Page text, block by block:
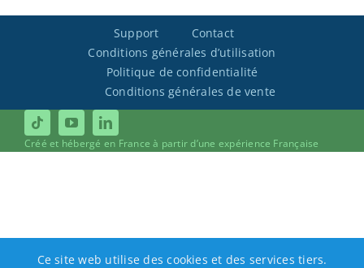
Support
Contact
Conditions générales d’utilisation
Politique de confidentialité
Conditions générales de vente
Créé et hébergé en France à partir d’une expérience Française
Ce site web utilise des cookies et des services tiers.